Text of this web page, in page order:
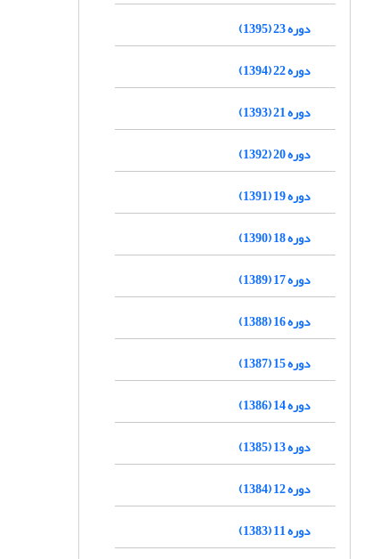
دوره 23 (1395)
دوره 22 (1394)
دوره 21 (1393)
دوره 20 (1392)
دوره 19 (1391)
دوره 18 (1390)
دوره 17 (1389)
دوره 16 (1388)
دوره 15 (1387)
دوره 14 (1386)
دوره 13 (1385)
دوره 12 (1384)
دوره 11 (1383)